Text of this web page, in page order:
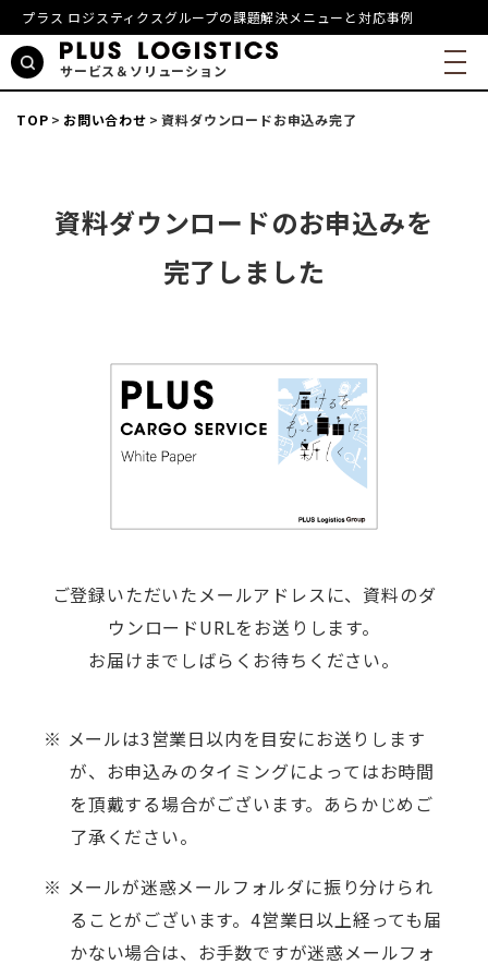
プラス ロジスティクスグループの課題解決メニューと対応事例
サービス＆ソリューション
TOP お問い合わせ 資料ダウンロードお申込み完了
資料ダウンロードのお申込みを
完了しました
ご登録いただいたメールアドレスに、資料のダ
ウンロードURLをお送りします。
お届けまでしばらくお待ちください。
※ メールは3営業日以内を目安にお送りします
が、お申込みのタイミングによってはお時間
を頂戴する場合がございます。あらかじめご
了承ください。
※ メールが迷惑メールフォルダに振り分けられ
ることがございます。4営業日以上経っても届
かない場合は、お手数ですが迷惑メールフォ